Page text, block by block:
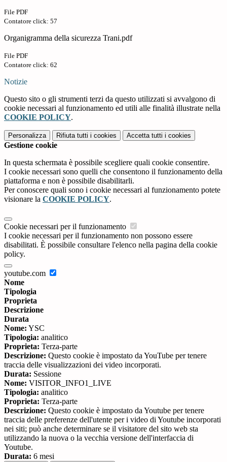
File PDF
Contatore click: 57
Organigramma della sicurezza Trani.pdf
File PDF
Contatore click: 62
Notizie
Questo sito o gli strumenti terzi da questo utilizzati si avvalgono di
cookie necessari al funzionamento ed utili alle finalità illustrate nella
COOKIE POLICY.
Personalizza Rifiuta tutti i cookies Accetta tutti i cookies
Gestione cookie
In questa schermata è possibile scegliere quali cookie consentire.
I cookie necessari sono quelli che consentono il funzionamento della
piattaforma e non è possibile disabilitarli.
Per conoscere quali sono i cookie necessari al funzionamento potete
visionare la COOKIE POLICY.
Cookie necessari per il funzionamento
I cookie necessari per il funzionamento non possono essere
disabilitati. È possibile consultare l'elenco nella pagina della cookie
policy.
youtube.com
Nome
Tipologia
Proprieta
Descrizione
Durata
Nome: YSC
Tipologia: analitico
Proprieta: Terza-parte
Descrizione: Questo cookie è impostato da YouTube per tenere
traccia delle visualizzazioni dei video incorporati.
Durata: Sessione
Nome: VISITOR_INFO1_LIVE
Tipologia: analitico
Proprieta: Terza-parte
Descrizione: Questo cookie è impostato da Youtube per tenere
traccia delle preferenze dell'utente per i video di Youtube incorporati
nei siti; può anche determinare se il visitatore del sito web sta
utilizzando la nuova o la vecchia versione dell'interfaccia di
Youtube.
Durata: 6 mesi